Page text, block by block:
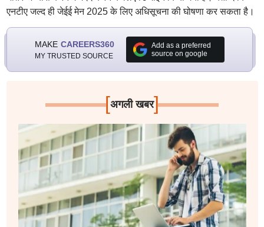
एनटीए जल्द ही जेईई मेन 2025 के लिए अधिसूचना की घोषणा कर सकता है।
MAKE CAREERS360
MY TRUSTED SOURCE
Add as a preferred
source on google
[अगली खबर]